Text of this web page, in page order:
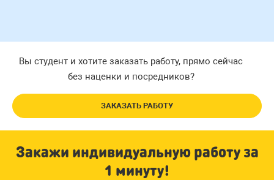
Вы студент и хотите заказать работу, прямо сейчас
без наценки и посредников?
ЗАКАЗАТЬ РАБОТУ
Закажи индивидуальную работу за
1 минуту!